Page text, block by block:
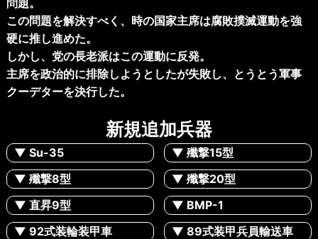
この問題を解決すべく、時の国家主席は腐敗撲滅運動を強
硬に推し進めた。
しかし、党の長老派はこの運動に反発。
主席を政治的に排除しようとしたが失敗し、とうとう軍事
クーデターを決行した。
新規追加兵器
▼ Su-35
▼ 殲撃15型
▼ 殲撃8型
▼ 殲撃20型
▼ 直昇9型
▼ BMP-1
▼ 92式装輪装甲車
▼ 89式装甲兵員輸送車